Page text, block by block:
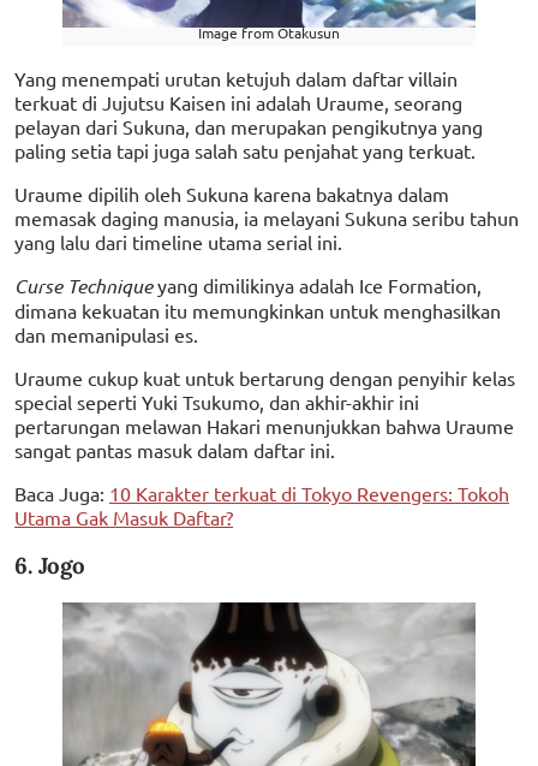
Image from Otakusun
Yang menempati urutan ketujuh dalam daftar villain
terkuat di Jujutsu Kaisen ini adalah Uraume, seorang
pelayan dari Sukuna, dan merupakan pengikutnya yang
paling setia tapi juga salah satu penjahat yang terkuat.
Uraume dipilih oleh Sukuna karena bakatnya dalam
memasak daging manusia, ia melayani Sukuna seribu tahun
yang lalu dari timeline utama serial ini.
Curse Techniqueyang dimilikinya adalah Ice Formation,
dimana kekuatan itu memungkinkan untuk menghasilkan
dan memanipulasi es.
Uraume cukup kuat untuk bertarung dengan penyihir kelas
special seperti Yuki Tsukumo, dan akhir-akhir ini
pertarungan melawan Hakari menunjukkan bahwa Uraume
sangat pantas masuk dalam daftar ini.
Baca Juga: 10 Karakter terkuat di Tokyo Revengers: Tokoh
Utama Gak Masuk Daftar?
6. Jogo